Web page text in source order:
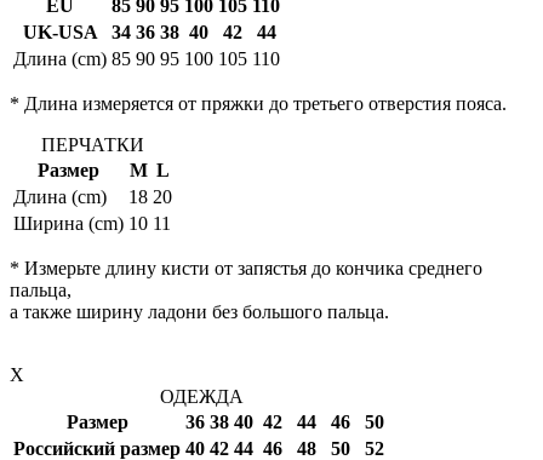
EU 85 90 95 100 105 110
UK-USA
34 36 38 40 42
44
Длина (cm) 85 90 95 100 105 110
* Длина измеряется от пряжки до третьего отверстия пояса.
ПЕРЧАТКИ
Размер
M L
Длина (cm)
18 20
Ширина (cm) 10 11
* Измерьте длину кисти от запястья до кончика среднего
пальца,
а также ширину ладони без большого пальца.
X
ОДЕЖДА
Размер
36 38 40 42 44 46
50
Российский размер 40 42 44 46 48 50
52